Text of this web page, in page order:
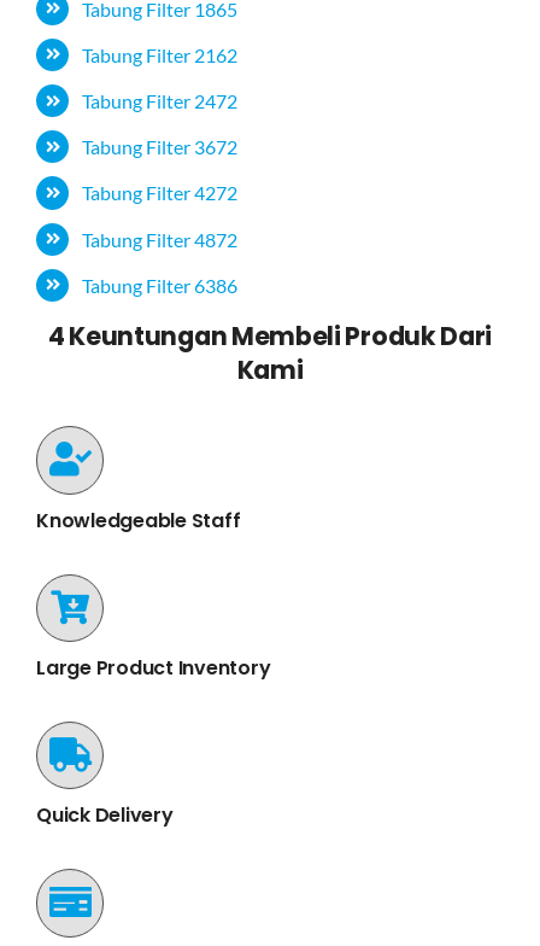
Tabung Filter 1865
Tabung Filter 2162
Tabung Filter 2472
Tabung Filter 3672
Tabung Filter 4272
Tabung Filter 4872
Tabung Filter 6386
4 Keuntungan Membeli Produk Dari
Kami
Knowledgeable Staff
Large Product Inventory
Quick Delivery